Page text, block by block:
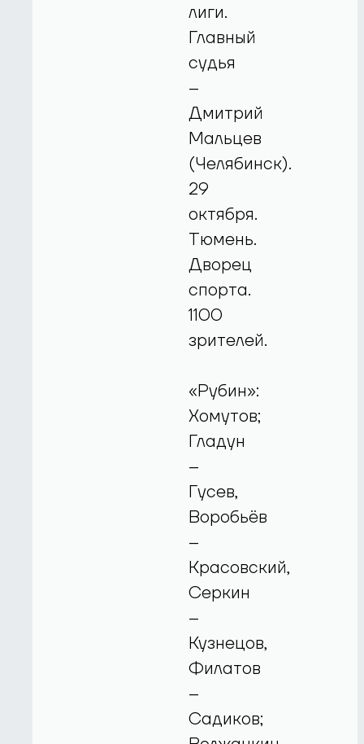
лиги.
Главный
судья
–
Дмитрий
Мальцев
(Челябинск).
29
октября.
Тюмень.
Дворец
спорта.
1100
зрителей.
«Рубин»:
Хомутов;
Гладун
–
Гусев,
Воробьёв
–
Красовский,
Серкин
–
Кузнецов,
Филатов
–
Садиков;